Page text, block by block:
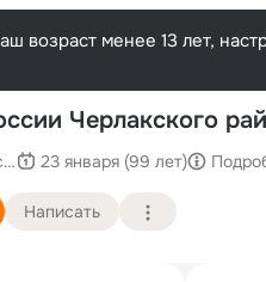
возраст менее 13 лет,
Черлакского
район)
23 января (99 лет)
Написать